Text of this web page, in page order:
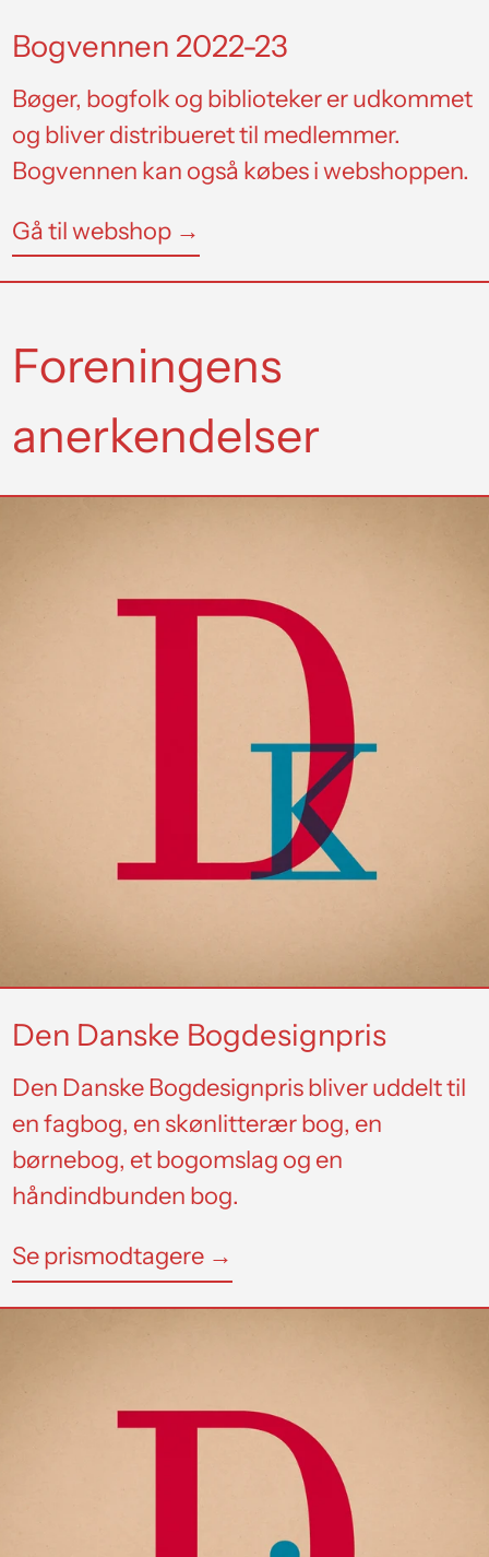
Bogvennen 2022-23
Bøger, bogfolk og biblioteker er udkommet
og bliver distribueret til medlemmer.
Bogvennen kan også købes i webshoppen.
Gå til webshop →
Foreningens
anerkendelser
Den Danske Bogdesignpris
Den Danske Bogdesignpris bliver uddelt til
en fagbog, en skønlitterær bog, en
børnebog, et bogomslag og en
håndindbunden bog.
Se prismodtagere →